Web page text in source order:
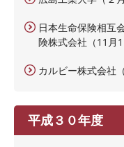
日本生命保険相互
険株式会社（11月
カルビー株式会社
平成３０年度